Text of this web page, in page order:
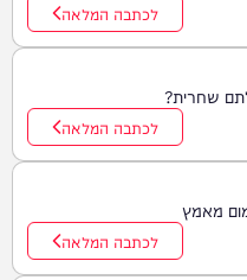
לכתבה המלאה
שחרית?
לכתבה המלאה
מאמץ
לכתבה המלאה